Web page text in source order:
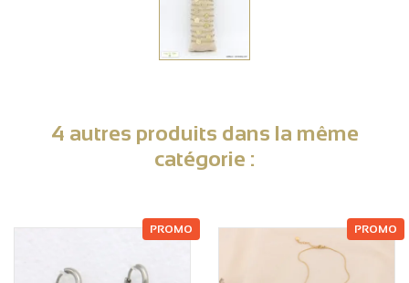
4 autres produits dans la même
catégorie :
PROMO PROMO